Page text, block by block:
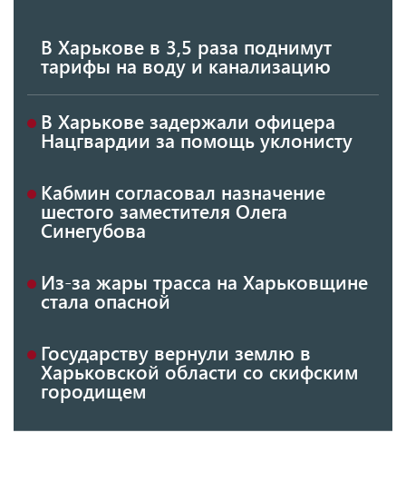
В Харькове в 3,5 раза поднимут
тарифы на воду и канализацию
В Харькове задержали офицера
Нацгвардии за помощь уклонисту
Кабмин согласовал назначение
шестого заместителя Олега
Синегубова
Из-за жары трасса на Харьковщине
стала опасной
Государству вернули землю в
Харьковской области со скифским
городищем